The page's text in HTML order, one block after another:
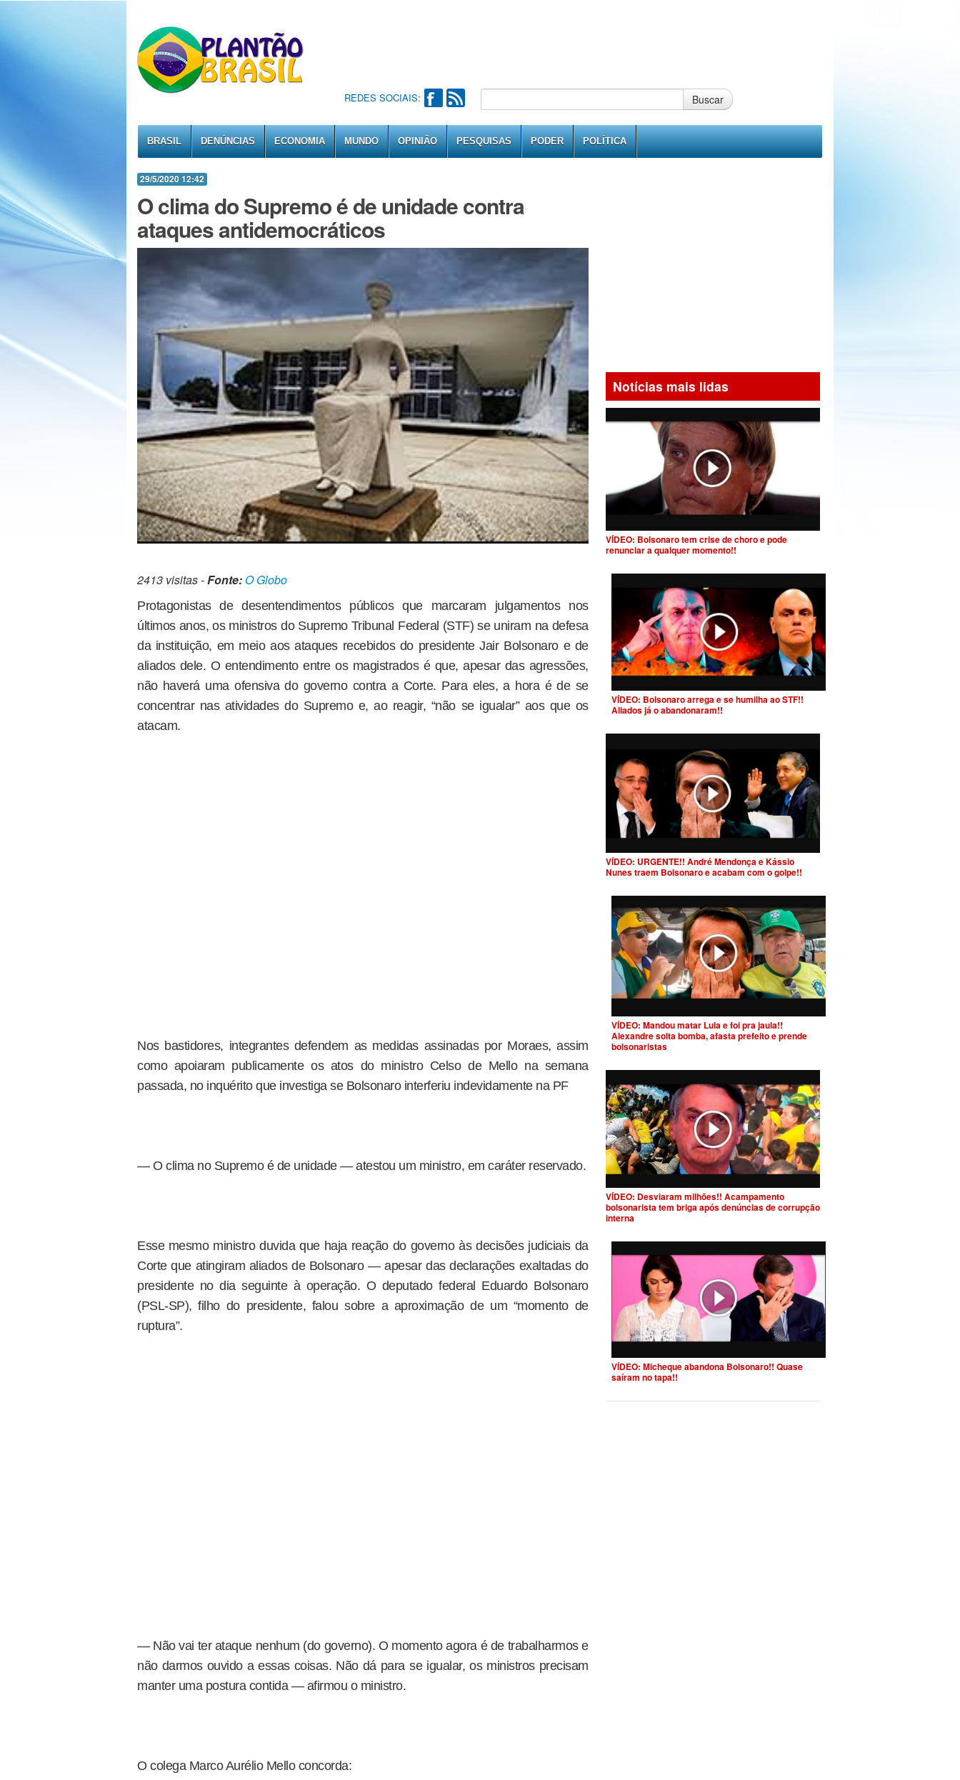
REDES SOCIAIS: Buscar
BRASIL DENÚNCIAS ECONOMIA MUNDO OPINIÃO PESQUISAS PODER POLÍTICA
29/5/2020 12:42
O clima do Supremo é de unidade contra
ataques antidemocráticos
2413 visitas -Fonte:O Globo
Protagonistas de desentendimentos públicos que marcaram julgamentos nos
últimos anos, os ministros do Supremo Tribunal Federal (STF) se uniram na defesa
da instituição, em meio aos ataques recebidos do presidente Jair Bolsonaro e de
aliados dele. O entendimento entre os magistrados é que, apesar das agressões,
não haverá uma ofensiva do governo contra a Corte. Para eles, a hora é de se
concentrar nas atividades do Supremo e, ao reagir, “não se igualar” aos que os
atacam.
Nos bastidores, integrantes defendem as medidas assinadas por Moraes, assim
como apoiaram publicamente os atos do ministro Celso de Mello na semana
passada, no inquérito que investiga se Bolsonaro interferiu indevidamente na PF
— O clima no Supremo é de unidade — atestou um ministro, em caráter reservado.
Esse mesmo ministro duvida que haja reação do governo às decisões judiciais da
Corte que atingiram aliados de Bolsonaro — apesar das declarações exaltadas do
presidente no dia seguinte à operação. O deputado federal Eduardo Bolsonaro
(PSL-SP), filho do presidente, falou sobre a aproximação de um “momento de
ruptura”.
— Não vai ter ataque nenhum (do governo). O momento agora é de trabalharmos e
não darmos ouvido a essas coisas. Não dá para se igualar, os ministros precisam
manter uma postura contida — afirmou o ministro.
O colega Marco Aurélio Mello concorda:
Notícias mais lidas
VÍDEO: Bolsonaro tem crise de choro e pode
renunciar a qualquer momento!!
VÍDEO: Bolsonaro arrega e se humilha ao STF!!
Aliados já o abandonaram!!
VÍDEO: URGENTE!! André Mendonça e Kássio
Nunes traem Bolsonaro e acabam com o golpe!!
VÍDEO: Mandou matar Lula e foi pra jaula!!
Alexandre solta bomba, afasta prefeito e prende
bolsonaristas
VÍDEO: Desviaram milhões!! Acampamento
bolsonarista tem briga após denúncias de corrupção
interna
VÍDEO: Micheque abandona Bolsonaro!! Quase
saíram no tapa!!